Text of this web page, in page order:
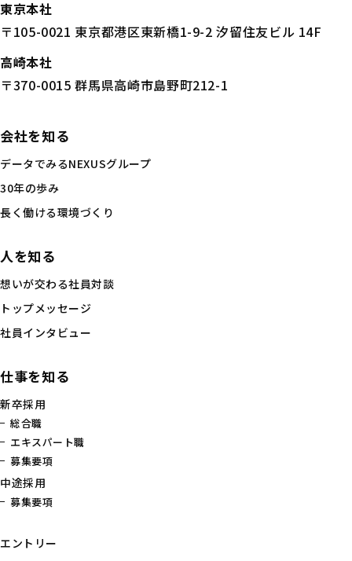
東京本社
〒105-0021 東京都港区東新橋1-9-2 汐留住友ビル 14F
高崎本社
〒370-0015 群馬県高崎市島野町212-1
会社を知る
データでみるNEXUSグループ
30年の歩み
長く働ける環境づくり
人を知る
想いが交わる社員対談
トップメッセージ
社員インタビュー
仕事を知る
新卒採用
総合職
エキスパート職
募集要項
中途採用
募集要項
エントリー